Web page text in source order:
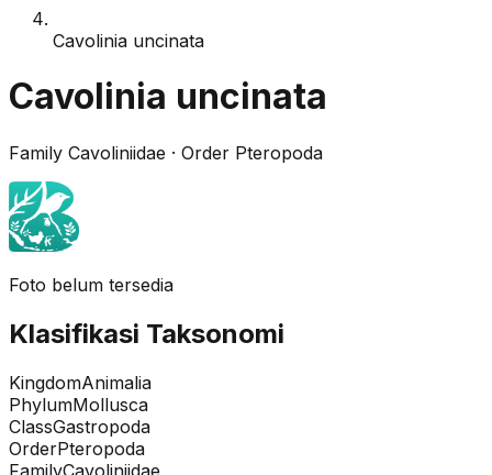
Cavolinia uncinata
Cavolinia uncinata
Family Cavoliniidae · Order Pteropoda
Foto belum tersedia
Klasifikasi Taksonomi
KingdomAnimalia
PhylumMollusca
ClassGastropoda
OrderPteropoda
FamilyCavoliniidae